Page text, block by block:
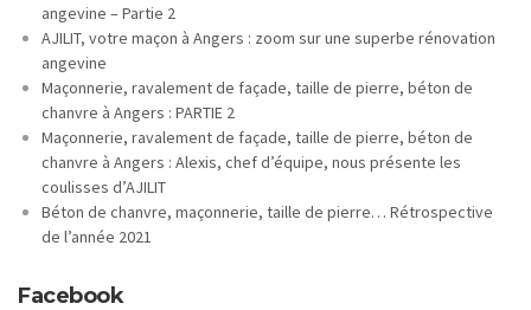
angevine – Partie 2
AJILIT, votre maçon à Angers : zoom sur une superbe rénovation
angevine
Maçonnerie, ravalement de façade, taille de pierre, béton de
chanvre à Angers : PARTIE 2
Maçonnerie, ravalement de façade, taille de pierre, béton de
chanvre à Angers : Alexis, chef d’équipe, nous présente les
coulisses d’AJILIT
Béton de chanvre, maçonnerie, taille de pierre… Rétrospective
de l’année 2021
Facebook